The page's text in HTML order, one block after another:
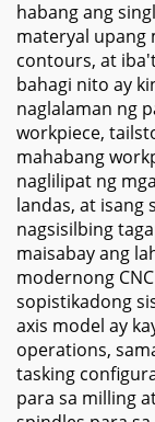
habang ang
materyal upang
contours, at
bahagi nito ay
naglalaman ng
workpiece,
mahabang
naglilipat ng
landas, at isang
nagsisilbing
maisabay ang
modernong
sopistikadong
axis model ay
operations,
tasking
para sa milling